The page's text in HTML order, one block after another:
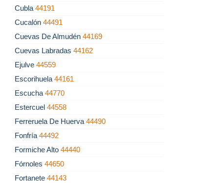
Cubla 44191
Cucalón 44491
Cuevas De Almudén 44169
Cuevas Labradas 44162
Ejulve 44559
Escorihuela 44161
Escucha 44770
Estercuel 44558
Ferreruela De Huerva 44490
Fonfría 44492
Formiche Alto 44440
Fórnoles 44650
Fortanete 44143